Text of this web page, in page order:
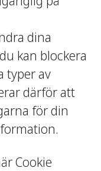
dina
kan blockera
typer av
därför att
för din
Cookie